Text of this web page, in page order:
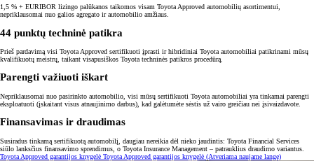
1,5 % + EURIBOR lizingo palūkanos taikomos visam Toyota Approved automobilių asortimentui,
nepriklausomai nuo galios agregato ir automobilio amžiaus.
44 punktų techninė patikra
Prieš pardavimą visi Toyota Approved sertifikuoti įprasti ir hibridiniai Toyota automobiliai patikrinami mūsų
kvalifikuotų meistrų, taikant visapusiškos Toyota techninės patikros procedūrą.
Parengti važiuoti iškart
Nepriklausomai nuo pasirinkto automobilio, visi mūsų sertifikuoti Toyota automobiliai yra tinkamai parengti
eksploatuoti (įskaitant visus atnaujinimo darbus), kad galėtumėte sėstis už vairo greičiau nei įsivaizdavote.
Finansavimas ir draudimas
Susiradus tinkamą sertifikuotą automobilį, daugiau nereikia dėl nieko jaudintis: Toyota Financial Services
siūlo lanksčius finansavimo sprendimus, o Toyota Insurance Management – patrauklius draudimo variantus.
Toyota Approved garantijos knygelė Toyota Approved garantijos knygelė (Atveriama naujame lange)